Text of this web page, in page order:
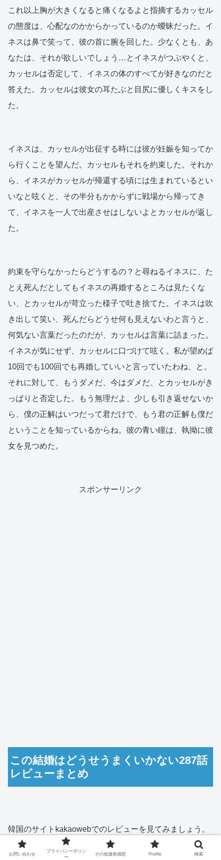
これ以上胸が大きくなると痛くなるよと指摘するカッセル
の態度は、心配なのかからかっているのか曖昧だった。イ
ネスは鼻で笑って、彼の首に腕を回した。少なくとも、あ
なたは、それが欲しいでしょう…とイネスがつぶやくと、
カッセルは否定して、イネスの体のすべてが好きなのだと
答えた。カッセルは彼女の耳たぶと目尻に優しくキスをし
た。
イネスは、カッセルが出征する時には彼が妊娠を知ってか
ら行くことを望んだ。カッセルもそれを約束した。それか
ら、イネスがカッセルが帰還する頃には生まれているとい
いなと呟くと、その半分もかからずに戦場から帰ってき
て、イネスを一人で出産させはしないよとカッセルが返し
た。
約束を守らなかったらどうするの？と尋ねるイネスに、た
とえ死んだとしてもイネスの再婚するところは見たくな
い、とカッセルが苛立った様子で吐き捨てた。イネスは吹
き出して笑い、死んだらどうせ何も見えないわと言うと、
何気ない言葉だったのだが、カッセルは言葉に詰まった。
イネスが気にせず、カッセルに口づけて呟く。私が望めば
10回でも100回でも再婚していいと言っていたわね、と。
それに対して、もうダメだ、今はダメだ、とカッセルがき
っぱりと否定した。もう無理だよ、少しも引き返せないか
ら、僕の正解はいつだって君だけで、もう君の正解も僕だ
ということを知っているからね。彼の青い瞳は、執拗に彼
女を見つめた。
スポンサーリンク
この結婚はどうせうまくいかない287話
レビューまとめ
韓国のサイトkakaowebでのレビューを見てみましょう。
お問い合わせ
プライバシーポリシ
ー
その他漫画感想 Profile 検索